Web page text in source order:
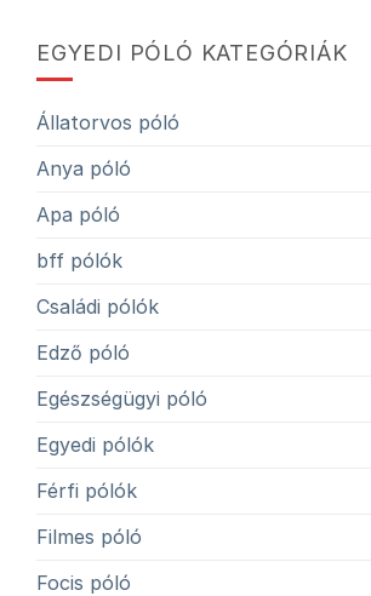
EGYEDI PÓLÓ KATEGÓRIÁK
Állatorvos póló
Anya póló
Apa póló
bff pólók
Családi pólók
Edző póló
Egészségügyi póló
Egyedi pólók
Férfi pólók
Filmes póló
Focis póló